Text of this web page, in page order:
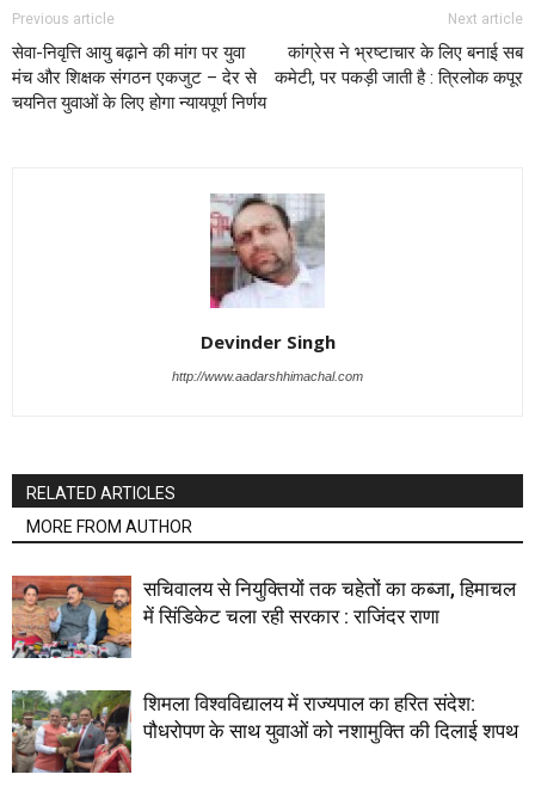
Previous article
सेवा-निवृत्ति आयु बढ़ाने की मांग पर युवा
मंच और शिक्षक संगठन एकजुट – देर से
चयनित युवाओं के लिए होगा न्यायपूर्ण निर्णय
Next article
कांग्रेस ने भ्रष्टाचार के लिए बनाई सब
कमेटी, पर पकड़ी जाती है : त्रिलोक कपूर
Devinder Singh
http://www.aadarshhimachal.com
RELATED ARTICLES
MORE FROM AUTHOR
सचिवालय से नियुक्तियों तक चहेतों का कब्जा, हिमाचल
में सिंडिकेट चला रही सरकार : राजिंदर राणा
शिमला विश्वविद्यालय में राज्यपाल का हरित संदेश:
पौधरोपण के साथ युवाओं को नशामुक्ति की दिलाई शपथ